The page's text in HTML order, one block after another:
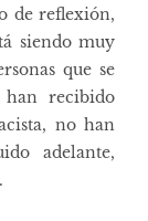
de reflexión,
siendo muy
que se
recibido
no han
adelante,